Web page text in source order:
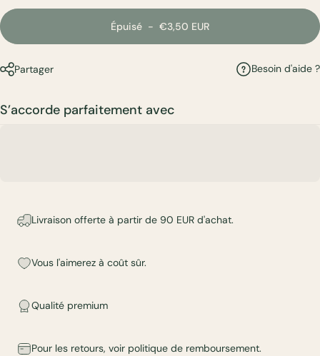
Épuisé - €3,50 EUR
Partager Besoin d'aide ?
S’accorde parfaitement avec
Livraison offerte à partir de 90 EUR d'achat.
Vous l'aimerez à coût sûr.
Qualité premium
Pour les retours, voir politique de remboursement.